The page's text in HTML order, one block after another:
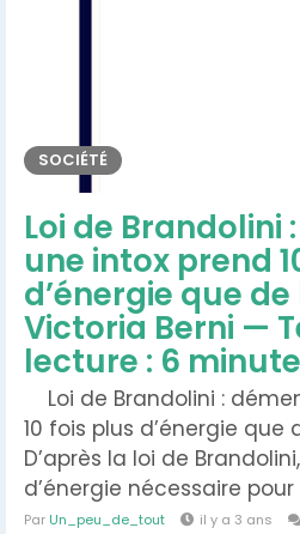
SOCIÉTÉ
Loi de Brandolini
une intox prend
d’énergie que
Victoria Berni —
lecture : 6
Loi de Brandolini :
10 fois plus d’énergie que
D’après la loi de
d’énergie nécessaire
est bien supérieure à celle
Par Un_peu_de_tout il y a 3 ans